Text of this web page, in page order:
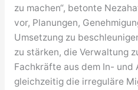
zu machen“, betonte
vor, Planungen,
Umsetzung zu
zu stärken, die Verwaltung
Fachkräfte aus dem In- und
gleichzeitig die irreguläre